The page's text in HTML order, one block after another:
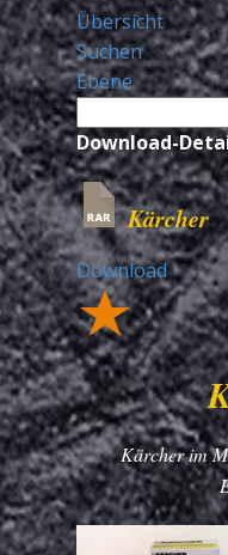
Übersicht
Suchen
Ebene
Download-
Kärcher
Download
Kärcher im